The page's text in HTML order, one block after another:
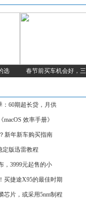
选 春节前买车机会好，三
：60期超长贷，月供
效率手册》
新年新车购买指南
定版迅雷教程
，3999元起售的小
买捷途X95的最佳时期
芯片，或采用5nm制程